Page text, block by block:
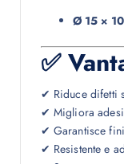
Ø 15 ×
✅
✔ Riduce difetti
✔ Migliora
✔ Garantisce
✔ Resistente e